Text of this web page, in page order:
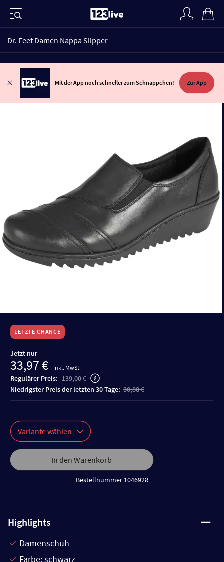
Dr. Feet Damen Nappa Slipper
Mit der App noch schneller zum Schnäppchen! Zur App
LETZTE CHANCE
Jetzt nur
33,97 € inkl. MwSt.
Regulärer Preis: 139,00 €
niedrigster Preis der letzten 30 Tage: 30,88 €
Variante wählen
In den Warenkorb
Bestellnummer 1046928
Highlights
Damenschuh
Farbe: schwarz